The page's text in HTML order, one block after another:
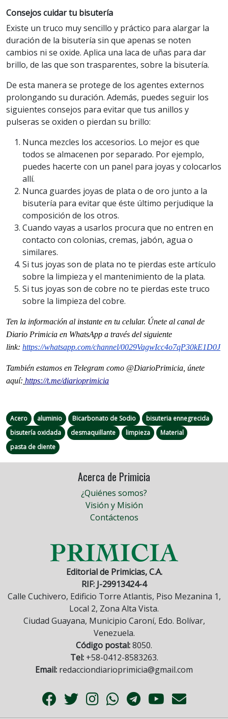
Consejos cuidar tu bisutería
Existe un truco muy sencillo y práctico para alargar la
duración de la bisutería sin que apenas se noten
cambios ni se oxide. Aplica una laca de uñas para dar
brillo, de las que son trasparentes, sobre la bisutería.
De esta manera se protege de los agentes externos
prolongando su duración. Además, puedes seguir los
siguientes consejos para evitar que tus anillos y
pulseras se oxiden o pierdan su brillo:
Nunca mezcles los accesorios. Lo mejor es que
todos se almacenen por separado. Por ejemplo,
puedes hacerte con un panel para joyas y colocarlos
allí.
Nunca guardes joyas de plata o de oro junto a la
bisutería para evitar que éste último perjudique la
composición de los otros.
Cuando vayas a usarlos procura que no entren en
contacto con colonias, cremas, jabón, agua o
similares.
Si tus joyas son de plata no te pierdas este artículo
sobre la limpieza y el mantenimiento de la plata.
Si tus joyas son de cobre no te pierdas este truco
sobre la limpieza del cobre.
Ten la información al instante en tu celular. Únete al canal de
Diario Primicia en WhatsApp a través del siguiente
link: https://whatsapp.com/channel/0029VagwIcc4o7qP30kE1D0J
También estamos en Telegram como @DiarioPrimicia, únete
aquí: https://t.me/diarioprimicia
Acero aluminio Bicarbonato de Sodio
bisuteria ennegrecida
bisutería oxidada
desmaquillante limpieza
Material
pasta de diente
Acerca de Primicia
¿Quiénes somos?
Visión y Misión
Contáctenos
Editorial de Primicias, C.A.
RIF: J-29913424-4
Calle Cuchivero, Edificio Torre Atlantis, Piso Mezanina 1,
Local 2, Zona Alta Vista.
Ciudad Guayana, Municipio Caroní, Edo. Bolívar,
Venezuela.
Código postal:8050.
Tel:+58-0412-8583263.
Email: redacciondiarioprimicia@gmail.com